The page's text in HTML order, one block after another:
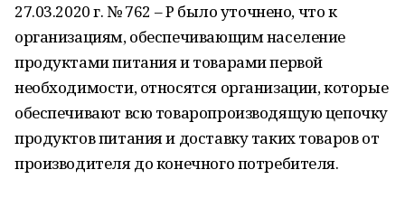
27.03.2020 г. № 762 – Р было уточнено, что к
организациям, обеспечивающим население
продуктами питания и товарами первой
необходимости, относятся организации, которые
обеспечивают всю товаропроизводящую цепочку
продуктов питания и доставку таких товаров от
производителя до конечного потребителя.